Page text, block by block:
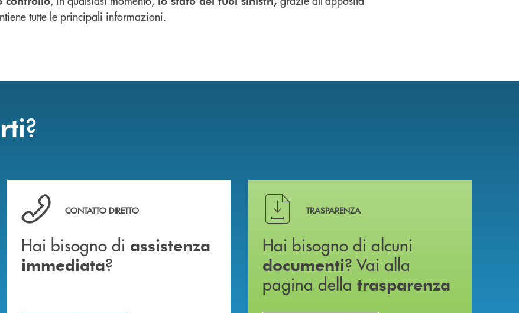
tutte le principali informazioni.
?
Hai bisogno di assistenza immediata ?
CONTATTO DIRETTO
Hai bisogno di assistenza
immediata?
Hai bisogno di alcuni documenti ? Vai alla pagina della
TRASPARENZA
Hai bisogno di alcuni
documenti? Vai alla
pagina della trasparenza